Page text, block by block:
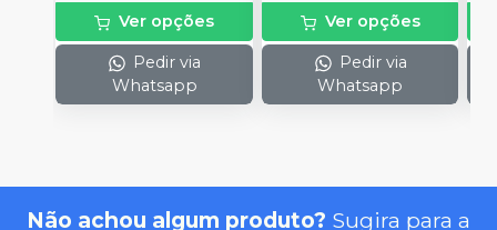
Ver opções
Pedir via
Whatsapp
Ver opções
Pedir via
Whatsapp
Não achou algum produto? Sugira para a